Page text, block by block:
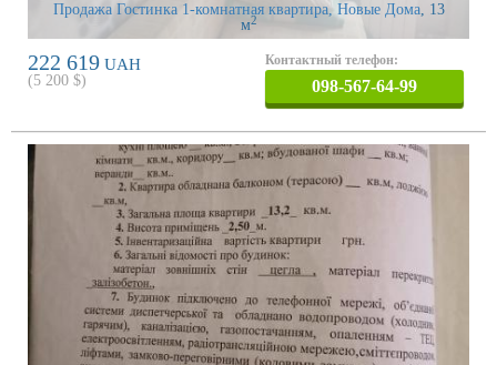
Продажа Гостинка 1-комнатная квартира, Новые Дома, 13
м2
222 619 UAH
(5 200 $)
Контактный телефон:
098-567-64-99